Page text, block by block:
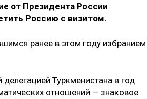
от Президента России
Россию с визитом.
ранее в этом году избранием
Туркменистана в год
отношений — знаковое